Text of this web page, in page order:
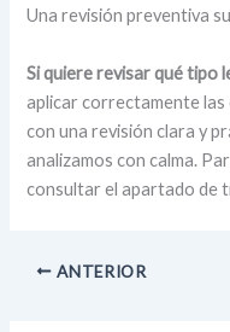
Una revisión preventiva
Si quiere revisar qué tipo
aplicar correctamente las
con una revisión clara y
analizamos con calma.
consultar el apartado de
ANTERIOR